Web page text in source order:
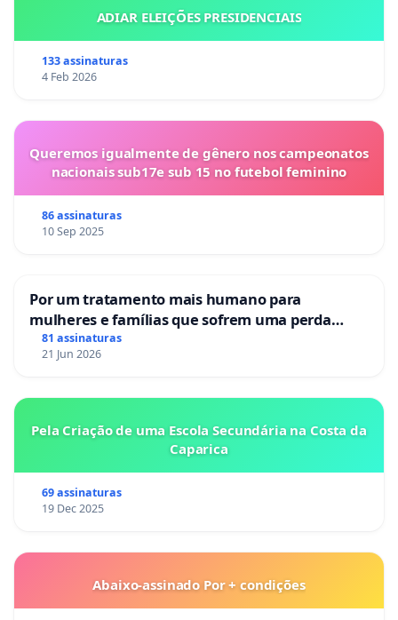
ADIAR ELEIÇÕES PRESIDENCIAIS
133 assinaturas
4 Feb 2026
Queremos igualmente de gênero nos campeonatos
nacionais sub17e sub 15 no futebol feminino
86 assinaturas
10 Sep 2025
Por um tratamento mais humano para
mulheres e famílias que sofrem uma perda
gestacional nos hospitais portugueses
81 assinaturas
21 Jun 2026
Pela Criação de uma Escola Secundária na Costa da
Caparica
69 assinaturas
19 Dec 2025
Abaixo-assinado Por + condições